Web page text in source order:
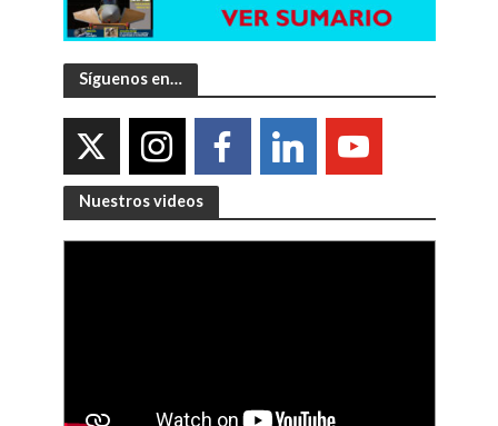
Síguenos en…
Nuestros videos